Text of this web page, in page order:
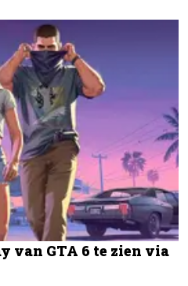
van GTA 6 te zien via